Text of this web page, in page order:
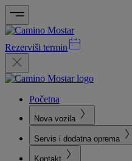
Rezerviši termin
Početna
Nova vozila
Servis i dodatna oprema
Kontakt